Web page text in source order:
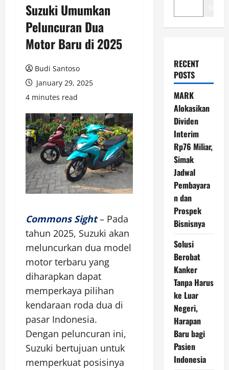
Suzuki Umumkan
Peluncuran Dua
Motor Baru di 2025
Budi Santoso
January 29, 2025
4 minutes read
Commons Sight– Pada
tahun 2025, Suzuki akan
meluncurkan dua model
motor terbaru yang
diharapkan dapat
memperkaya pilihan
kendaraan roda dua di
pasar Indonesia.
Dengan peluncuran ini,
Suzuki bertujuan untuk
memperkuat posisinya
RECENT
POSTS
MARK
Alokasikan
Dividen
Interim
Rp76 Miliar,
Simak
Jadwal
Pembayara
n dan
Prospek
Bisnisnya
Solusi
Berobat
Kanker
Tanpa Harus
ke Luar
Negeri,
Harapan
Baru bagi
Pasien
Indonesia